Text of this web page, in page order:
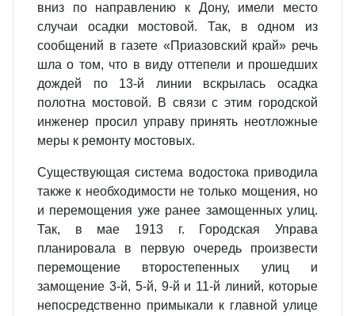
вниз по направлению к Дону, имели место
случаи осадки мостовой. Так, в одном из
сообщений в газете «Приазовский край» речь
шла о том, что в виду оттепели и прошедших
дождей по 13-й линии вскрылась осадка
полотна мостовой. В связи с этим городской
инженер просил управу принять неотложные
меры к ремонту мостовых.
Существующая система водостока приводила
также к необходимости не только мощения, но
и перемощения уже ранее замощенных улиц.
Так, в мае 1913 г. Городская Управа
планировала в первую очередь произвести
перемощение второстепенных улиц и
замощение 3-й, 5-й, 9-й и 11-й линий, которые
непосредственно примыкали к главной улице